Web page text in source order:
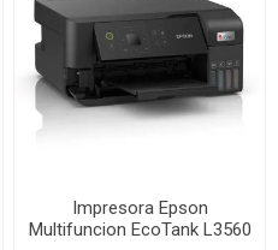
Impresora Epson
Multifuncion EcoTank L3560